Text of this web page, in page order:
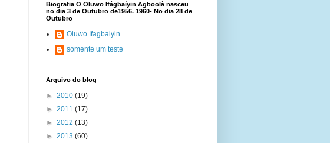
Biografia O Oluwo Ifágbaíyin Agboolà nasceu
no dia 3 de Outubro de1956. 1960- No dia 28 de
Outubro
Oluwo Ifagbaiyin
somente um teste
Arquivo do blog
► 2010 (19)
► 2011 (17)
► 2012 (13)
► 2013 (60)